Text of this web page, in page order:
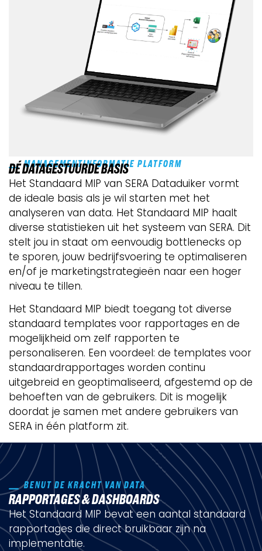
MANAGEMENTINFORMATIE PLATFORM
DÉ DATAGESTUURDE BASIS
Het Standaard MIP van SERA Dataduiker vormt
de ideale basis als je wil starten met het
analyseren van data. Het Standaard MIP haalt
diverse statistieken uit het systeem van SERA. Dit
stelt jou in staat om eenvoudig bottlenecks op
te sporen, jouw bedrijfsvoering te optimaliseren
en/of je marketingstrategieën naar een hoger
niveau te tillen.
Het Standaard MIP biedt toegang tot diverse
standaard templates voor rapportages en de
mogelijkheid om zelf rapporten te
personaliseren. Een voordeel: de templates voor
standaardrapportages worden continu
uitgebreid en geoptimaliseerd, afgestemd op de
behoeften van de gebruikers. Dit is mogelijk
doordat je samen met andere gebruikers van
SERA in één platform zit.
BENUT DE KRACHT VAN DATA
RAPPORTAGES & DASHBOARDS
Het Standaard MIP bevat een aantal standaard
rapportages die direct bruikbaar zijn na
implementatie.